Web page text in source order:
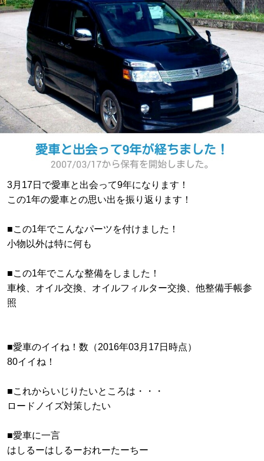
3月17日で愛車と出会って9年になります！
この1年の愛車との思い出を振り返ります！
■この1年でこんなパーツを付けました！
小物以外は特に何も
■この1年でこんな整備をしました！
車検、オイル交換、オイルフィルター交換、他整備手帳参
照
■愛車のイイね！数（2016年03月17日時点）
80イイね！
■これからいじりたいところは・・・
ロードノイズ対策したい
■愛車に一言
はしるーはしるーおれーたーちー